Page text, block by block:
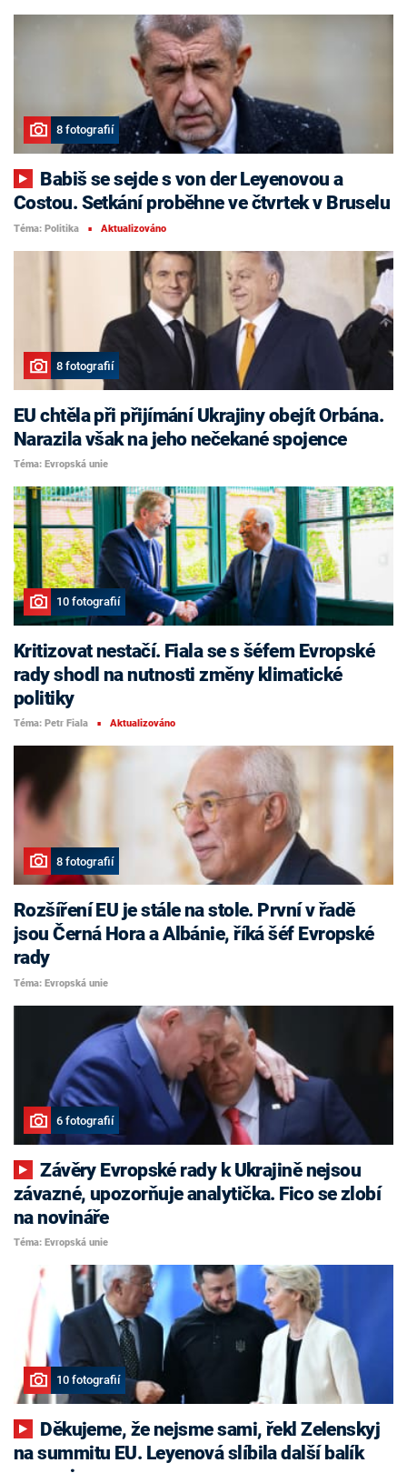
8 fotografií
Costou. Setkání proběhne ve čtvrtek v Bruselu
Téma: Politika ■ Aktualizováno
8 fotografií
EU chtěla při přijímání Ukrajiny obejít Orbána.
Narazila však na jeho nečekané spojence
Téma: Evropská unie
10 fotografií
Kritizovat nestačí. Fiala se s šéfem Evropské
rady shodl na nutnosti změny klimatické
politiky
Téma: Petr Fiala ■ Aktualizováno
8 fotografií
Rozšíření EU je stále na stole. První v řadě
jsou Černá Hora a Albánie, říká šéf Evropské
rady
Téma: Evropská unie
6 fotografií
Závěry Evropské rady k Ukrajině nejsou
závazné, upozorňuje analytička. Fico se zlobí
na novináře
Téma: Evropská unie
10 fotografií
na summitu EU. Leyenová slíbila další balík